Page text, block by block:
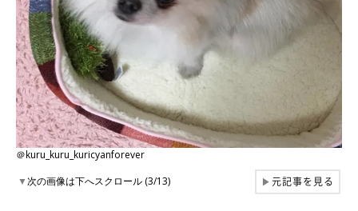
＠kuru_kuru_kuricyanforever
▼次の画像は下へスクロール (3/13) ▶元記事を見る